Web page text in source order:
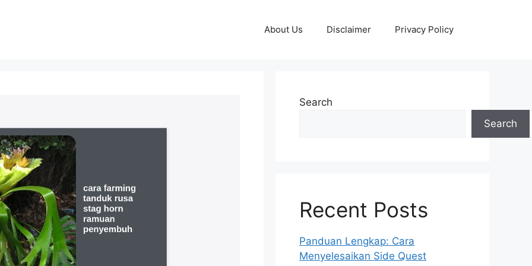
About Us Disclaimer Privacy Policy
Search
Search
Recent Posts
Panduan Lengkap: Cara
Menyelesaikan Side Quest